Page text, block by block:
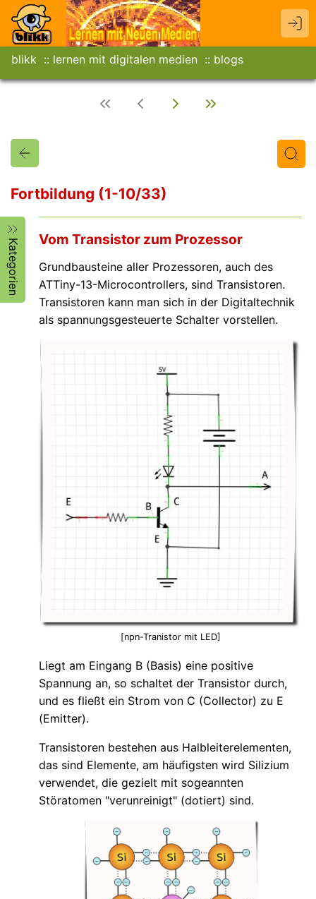
blikk lernen mit digitalen medien blogs
Fortbildung (1-10/33)
Kategorien Vom Transistor zum Prozessor
Grundbausteine aller Prozessoren, auch des
ATTiny-13-Microcontrollers, sind Transistoren.
Transistoren kann man sich in der Digitaltechnik
als spannungsgesteuerte Schalter vorstellen.
[npn-Tranistor mit LED]
Liegt am Eingang B (Basis) eine positive
Spannung an, so schaltet der Transistor durch,
und es fließt ein Strom von C (Collector) zu E
(Emitter).
Transistoren bestehen aus Halbleiterelementen,
das sind Elemente, am häufigsten wird Silizium
verwendet, die gezielt mit sogeannten
Störatomen "verunreinigt" (dotiert) sind.